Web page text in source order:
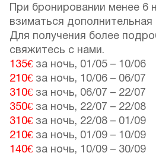
При бронировании менее 6
взиматься дополнительная
Для получения более
свяжитесь с нами.
135€ за ночь, 01/05 – 10/06
210€ за ночь, 10/06 – 06/07
310€ за ночь, 06/07 – 22/07
350€ за ночь, 22/07 – 22/08
310€ за ночь, 22/08 – 01/09
210€ за ночь, 01/09 – 10/09
140€ за ночь, 10/09 – 30/09